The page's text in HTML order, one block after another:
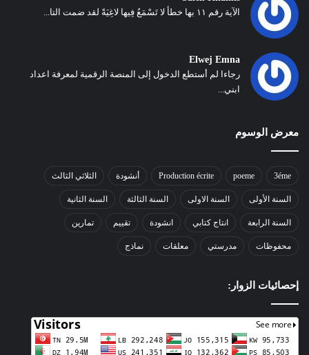
الآية رقم ١١ بها خطأ لا تَسْمَعُ فِيها لاغِيَةً لقد ضمت التا...
Elwej Emna
رجاءا لم أستطع الدخول إلى المنصة الرقمية لمعرفة اعداد
ابني...
معرض الوسوم
3éme
poeme
Production écrite أنشودة الثلاثي الثالث
السنة الأولى السنة الاولى السنة الثالثة السنة الثانية
السنة الرابعة انتاج كتابي انشودة تقييم تمارين
محفوظات مدرستي معلقات نماذج
إحصائيات الزوار: